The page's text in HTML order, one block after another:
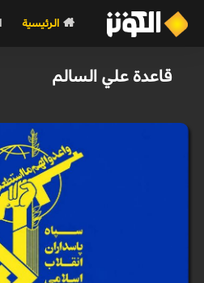
الرئيسية
قاعدة علي السالم